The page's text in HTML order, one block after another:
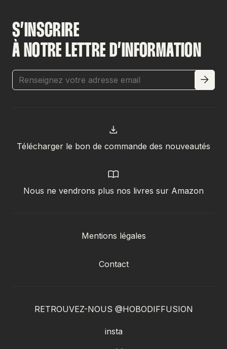
S’INSCRIRE
À NOTRE LETTRE D’INFORMATION
Télécharger le bon de commande des nouveautés
Nous ne vendrons plus nos livres sur Amazon
Mentions légales
Contact
RETROUVEZ-NOUS @HOBODIFFUSION
insta